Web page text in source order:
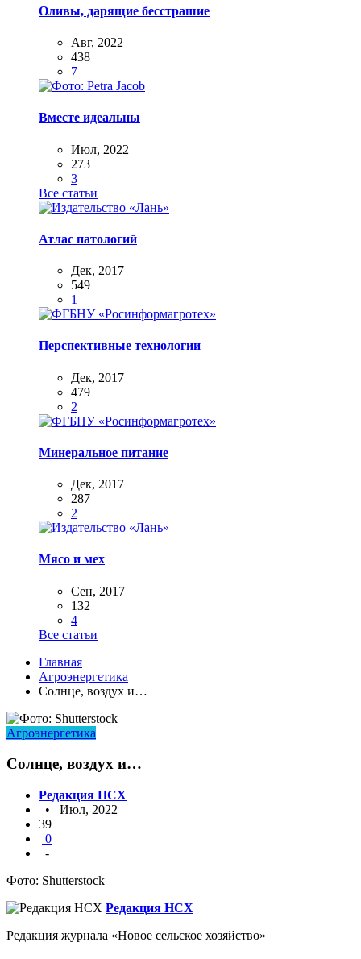
Оливы, дарящие бесстрашие
Авг, 2022
438
7
Вместе идеальны
Июл, 2022
273
3
Все статьи
Атлас патологий
Дек, 2017
549
1
Перспективные технологии
Дек, 2017
479
2
Минеральное питание
Дек, 2017
287
2
Мясо и мех
Сен, 2017
132
4
Все статьи
Главная
Агроэнергетика
Солнце, воздух и…
Агроэнергетика
Солнце, воздух и…
Редакция НСХ
• Июл, 2022
39
0
-
Фото: Shutterstock
Редакция НСХ
Редакция журнала «Новое сельское хозяйство»